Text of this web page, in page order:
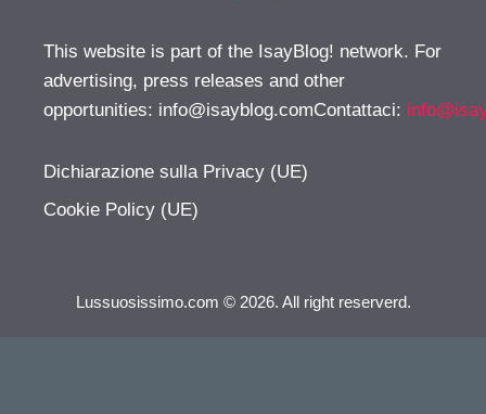
This website is part of the IsayBlog! network. For
advertising, press releases and other
opportunities: info@isayblog.comContattaci:
Dichiarazione sulla Privacy (UE)
Cookie Policy (UE)
Lussuosissimo.com © 2026. All right reserverd.